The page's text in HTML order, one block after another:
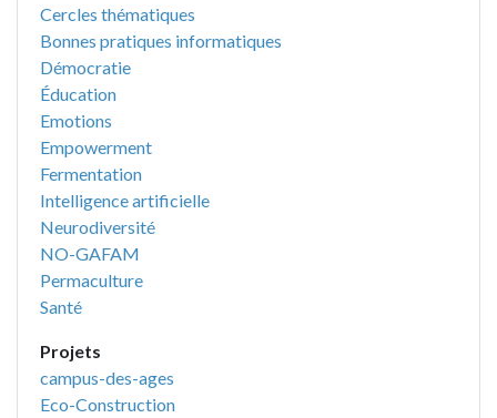
Cercles thématiques
Bonnes pratiques informatiques
Démocratie
Éducation
Emotions
Empowerment
Fermentation
Intelligence artificielle
Neurodiversité
NO-GAFAM
Permaculture
Santé
Projets
campus-des-ages
Eco-Construction